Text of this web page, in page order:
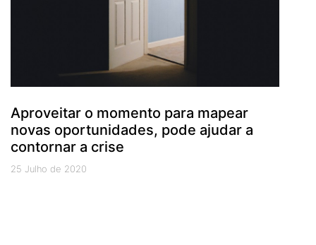
Aproveitar o momento para mapear
novas oportunidades, pode ajudar a
contornar a crise
25 Julho de 2020